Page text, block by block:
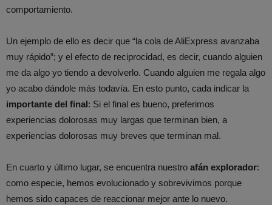
comportamiento.
Un ejemplo de ello es decir que “la cola de AliExpress avanzaba
muy rápido”; y el efecto de reciprocidad, es decir, cuando alguien
me da algo yo tiendo a devolverlo. Cuando alguien me regala algo
yo acabo dándole más todavía. En esto punto, cada indicar la
importante del final: Si el final es bueno, preferimos
experiencias dolorosas muy largas que terminan bien, a
experiencias dolorosas muy breves que terminan mal.
En cuarto y último lugar, se encuentra nuestro afán explorador:
como especie, hemos evolucionado y sobrevivimos porque
hemos sido capaces de reaccionar mejor ante lo nuevo.